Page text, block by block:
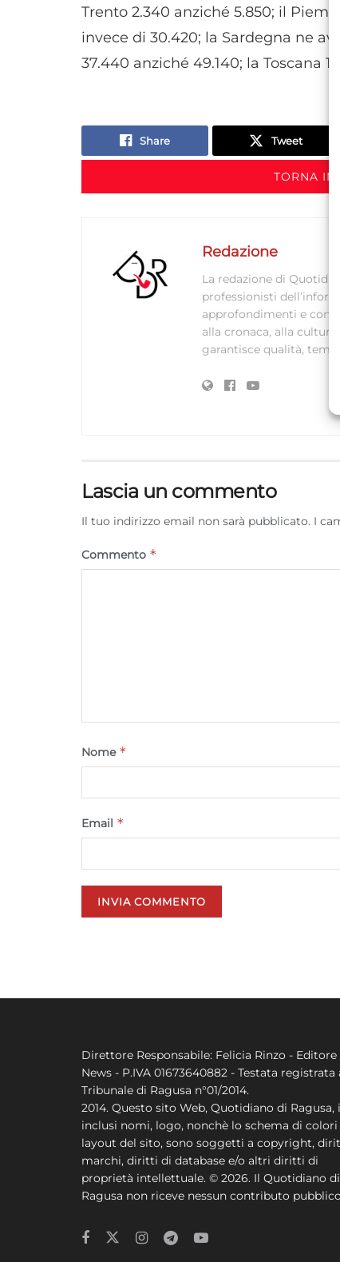
Trento 2.340 anziché 5.850; il
invece di 30.420; la Sardegna ne
37.440 anziché 49.140; la Toscana
Share Tweet
TORNA IN
Redazione
La redazione di
professionisti
approfondimenti e
alla cronaca, alla
garantisce qualità,
Lascia un commento
Il tuo indirizzo email non sarà pubblicato. I
Commento *
Nome *
Email *
Direttore Responsabile: Felicia Rinzo - Editore
News - P.IVA 01673640882 - Testata registrata
Tribunale di Ragusa n°01/2014.
2014. Questo sito Web, Quotidiano di Ragusa,
inclusi nomi, logo, nonchè lo schema di colori
layout del sito, sono soggetti a copyright,
marchi, diritti di database e/o altri diritti di
proprietà intellettuale. © 2026. Il Quotidiano di
Ragusa non riceve nessun contributo